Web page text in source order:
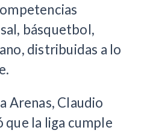
básquetbol,
distribuidas a lo
Arenas, Claudio
que la liga cumple